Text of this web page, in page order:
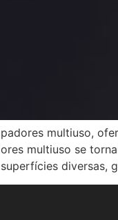
multiuso,
multiuso se
diversas,